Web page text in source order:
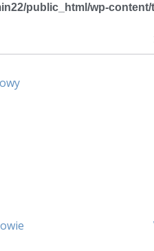
public_html/wp-